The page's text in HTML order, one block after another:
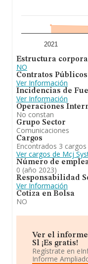
2021
Estructura
NO
Contratos
Ver Información
Incidencias de
Ver Información
Operaciones
No constan
Grupo Sector
Comunicaciones
Cargos
Encontrados 3
Ver cargos de Mcj
Número de
0 (año 2023)
Responsabilidad
Ver Información
Cotiza en Bolsa
NO
Ver el
Sl ¡Es gratis!
Regístrate en
Informe